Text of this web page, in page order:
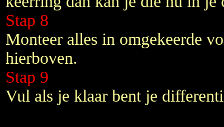
Stap 8
Monteer alles in omgekeerde
hierboven.
Stap 9
Vul als je klaar bent je